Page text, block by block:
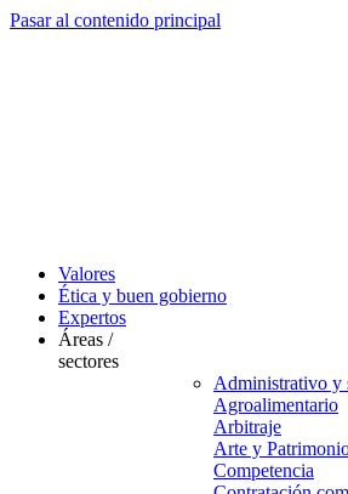
Pasar al contenido principal
Valores
Ética y buen gobierno
Expertos
Áreas /
sectores
Administrativo y
Agroalimentario
Arbitraje
Arte y
Competencia